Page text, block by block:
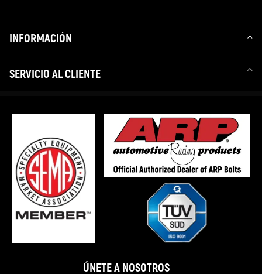
INFORMACIÓN
SERVICIO AL CLIENTE
ÚNETE A NOSOTROS